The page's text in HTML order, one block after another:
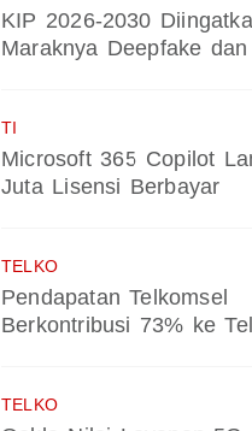
KIP 2026-2030
Maraknya Deepfake
TI
Microsoft 365 Copilot
Juta Lisensi Berbayar
TELKO
Pendapatan Telkomsel
Berkontribusi 73% ke
TELKO